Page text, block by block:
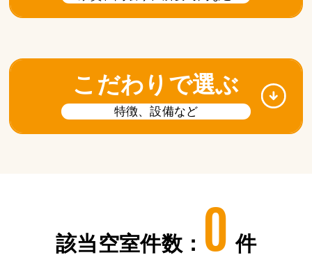
こだわりで選ぶ
特徴、設備など
該当空室件数： 0 件